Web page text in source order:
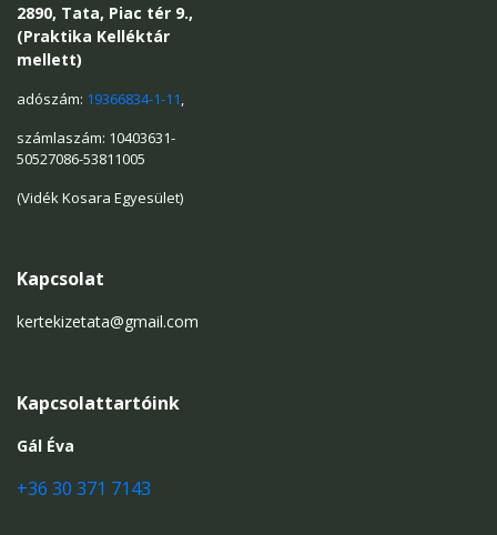
2890, Tata, Piac tér 9.,
(Praktika Kelléktár
mellett)
adószám: 19366834-1-11
számlaszám: 10403631-
50527086-53811005
(Vidék Kosara Egyesület)
Kapcsolat
kertekizetata@gmail.com
Kapcsolattartóink
Gál Éva
+36 30 371 7143